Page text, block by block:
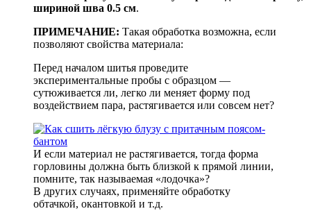
шириной шва 0.5 см.
ПРИМЕЧАНИЕ: Такая обработка возможна, если
позволяют свойства материала:
Перед началом шитья проведите
экспериментальные пробы с образцом —
сутюживается ли, легко ли меняет форму под
воздействием пара, растягивается или совсем нет?
И если материал не растягивается, тогда форма
горловины должна быть близкой к прямой линии,
помните, так называемая «лодочка»?
В других случаях, применяйте обработку
обтачкой, окантовкой и т.д.